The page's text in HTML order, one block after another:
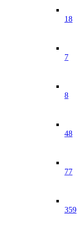
18
7
8
48
77
359